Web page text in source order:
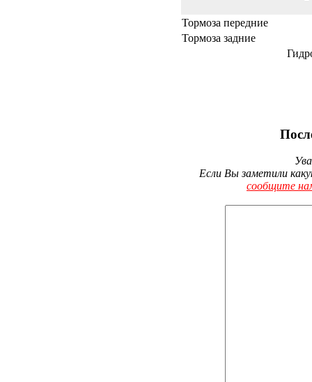
Тормоза передние
Тормоза задние
Если Вы заметили
сообщите